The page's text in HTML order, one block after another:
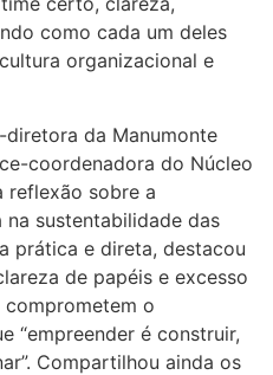
como cada um deles
organizacional e
da Manumonte
coordenadora do Núcleo
reflexão sobre a
sustentabilidade das
prática e direta, destacou
de papéis e excesso
o
“empreender é construir,
Compartilhou ainda os